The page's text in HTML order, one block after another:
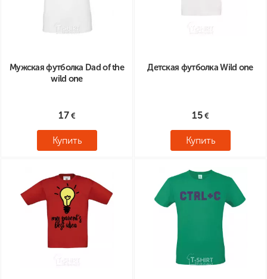
Мужская футболка Dad of the
wild one
17
Купить
Детская футболка Wild one
15
Купить